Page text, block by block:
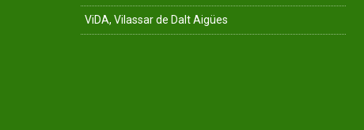
ViDA, Vilassar de Dalt Aigües